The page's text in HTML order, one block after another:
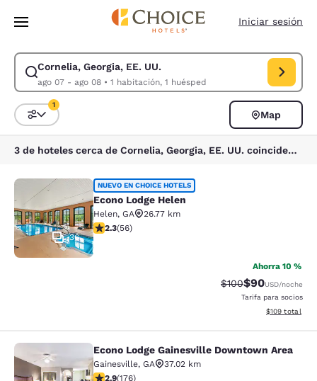
Pasar A Contenido Principal
Iniciar sesión
Cornelia, Georgia, EE. UU.
ago 07 - ago 08• 1 habitación, 1 huésped
Modificar la búsqueda de Cornelia, Georgia, EE. UU.. Fecha de check-
Ordenar y filtrar
1
Map
3 de hoteles cerca de Cornelia, Georgia, EE. UU. coinciden con tus filtros
Econo Lodge Helen
36
NUEVO EN CHOICE HOTELS
Econo Lodge Helen
Helen, GA
26.77 km
calificación de 2.34 estrellas. Feria. 56 reseñas
2.3(56)
Ahorra 10 %
Precio tachado:
$100Precio con
$90USD/noche
Tarifa para socios
Ver detalles
$109 total
Econo Lodge Gainesville Downtown
Econo Lodge Gainesville Downtown Area
Gainesville, GA
37.02 km
calificación de 2.86 estrellas. Feria. 176 reseñas
2.9(176)